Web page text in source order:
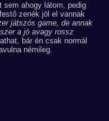
sem ahogy látom, pedig
zenék jól el vannak
játszós game, de annak
a jó avagy rossz
bár én csak normál
némileg.